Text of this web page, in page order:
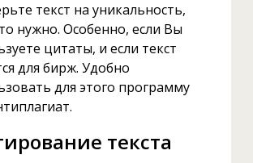
текст на уникальность,
нужно. Особенно, если Вы
цитаты, и если текст
для бирж. Удобно
для этого программу
текста